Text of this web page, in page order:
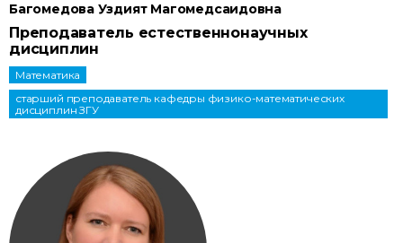
Багомедова Уздият Магомедсаидовна
Преподаватель естественнонаучных
дисциплин
Математика
старший преподаватель кафедры физико-математических
дисциплин ЗГУ